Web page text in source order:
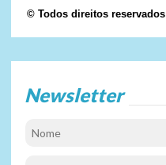
© Todos direitos reservados
Newsletter